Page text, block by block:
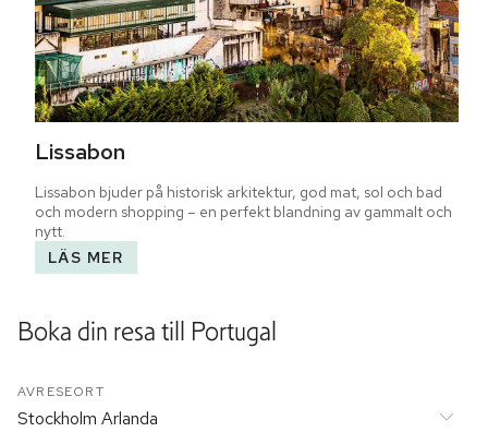
Lissabon
Lissabon bjuder på historisk arkitektur, god mat, sol och bad
och modern shopping – en perfekt blandning av gammalt och
nytt.
LÄS MER
Boka din resa till Portugal
AVRESEORT
Stockholm Arlanda